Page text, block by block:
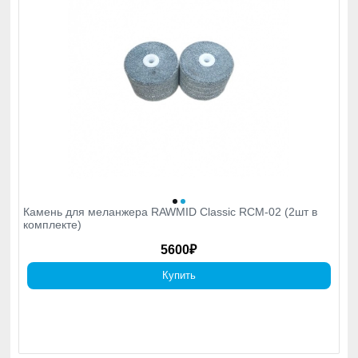
Камень для меланжера RAWMID Classic RCM-02 (2шт в
комплекте)
5600₽
Купить